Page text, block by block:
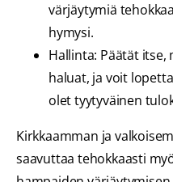
värjäytymiä
hymysi.
Hallinta: Päätät itse,
haluat, ja voit
olet tyytyväinen
Kirkkaamman ja
saavuttaa tehokkaasti